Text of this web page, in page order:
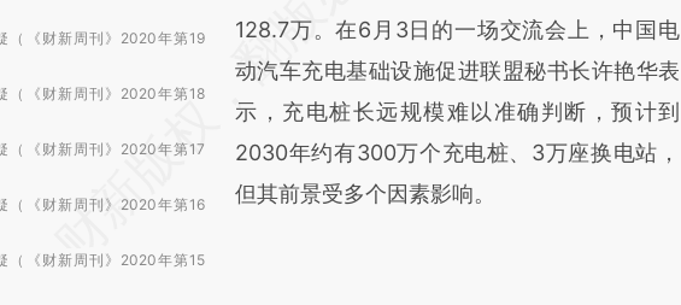
（《财新周刊》2020年第19
（《财新周刊》2020年第18
（《财新周刊》2020年第17
（《财新周刊》2020年第16
（《财新周刊》2020年第15
128.7万。在6月3日的一场交流会上，中国电
动汽车充电基础设施促进联盟秘书长许艳华表
示，充电桩长远规模难以准确判断，预计到
2030年约有300万个充电桩、3万座换电站，
但其前景受多个因素影响。